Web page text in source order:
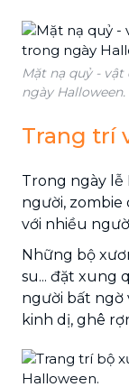
Mặt nạ quỷ -
ngày Halloween.
Trang trí
Trong ngày
người,
với nhiều
Những bộ
su... đặt xung
người bất ngờ
kinh dị, ghê